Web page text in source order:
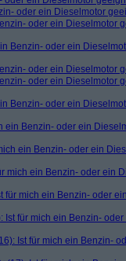
oder ein Dieselmotor
oder ein Dieselmotor
Benzin- oder ein
oder ein Dieselmotor
oder ein Dieselmotor
Benzin- oder ein
ein Benzin- oder ein
ein Benzin- oder ein
mich ein Benzin- oder ein
für mich ein Benzin- oder
Ist für mich ein Benzin-
Ist für mich ein Benzin-